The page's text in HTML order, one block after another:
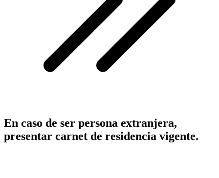
En caso de ser persona extranjera,
presentar carnet de residencia vigente.